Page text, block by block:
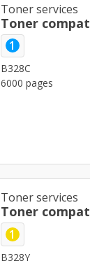
Toner services
Toner
1
B328C
6000 pages
Toner services
Toner
1
B328Y